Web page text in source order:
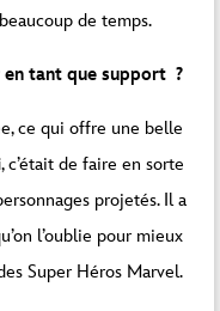
de temps.
tant que support ?
ce qui offre une belle
c’était de faire en sorte
projetés. Il a
l’oublie pour mieux
Super Héros Marvel.